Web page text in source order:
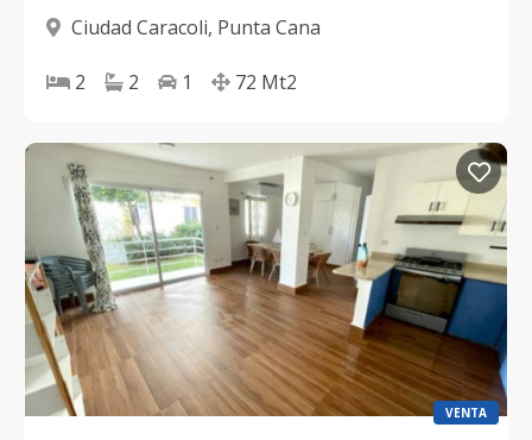
Ciudad Caracoli, Punta Cana
2 2 1 72 Mt2
VENTA